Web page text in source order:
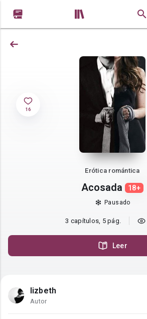

16
Erótica romántica
Acosada 18+
Pausado
3 capítulos, 5 pág.
Leer
lizbeth
Autor